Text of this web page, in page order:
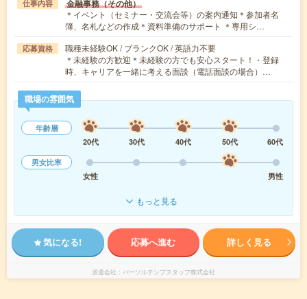
仕事内容 金融事務（その他）
＊イベント（セミナー・交流会等）の案内通知＊参加者名
簿、名札などの作成＊資料準備のサポート ＊専用シ…
応募資格
職種未経験OK / ブランクOK / 英語力不要
＊未経験の方歓迎＊未経験の方でも安心スタート！・登録
時、キャリアを一緒に考える面談（電話面談の場合）…
職場の雰囲気
年齢層
20代
30代 40代 50代
60代
男女比率
女性
男性
もっと見る
気になる! 応募へ進む 詳しく見る
派遣会社 パーソルテンプスタッフ株式会社